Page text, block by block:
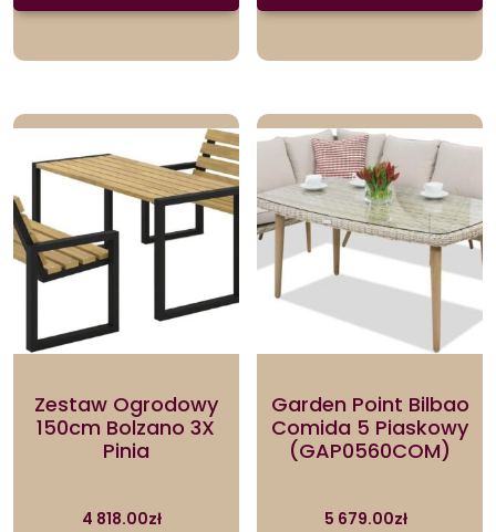
Zestaw Ogrodowy
150cm Bolzano 3X
Pinia
4 818.00zł
Garden Point Bilbao
Comida 5 Piaskowy
(GAP0560COM)
5 679.00zł